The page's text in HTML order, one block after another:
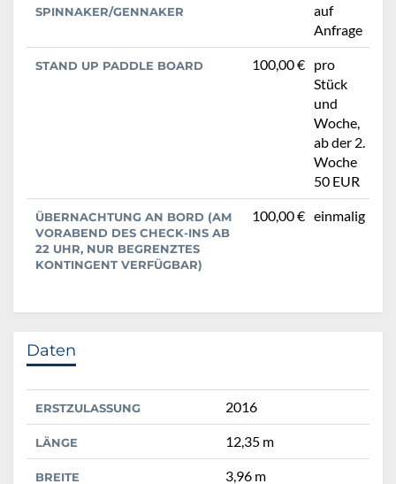
SPINNAKER/GENNAKER
auf
Anfrage
STAND UP PADDLE BOARD 100,00 € pro
Stück
und
Woche,
ab der 2.
Woche
50 EUR
ÜBERNACHTUNG AN BORD (AM
VORABEND DES CHECK-INS AB
22 UHR, NUR BEGRENZTES
KONTINGENT VERFÜGBAR)
100,00 € einmalig
Daten
ERSTZULASSUNG 2016
LÄNGE 12,35 m
BREITE 3,96 m